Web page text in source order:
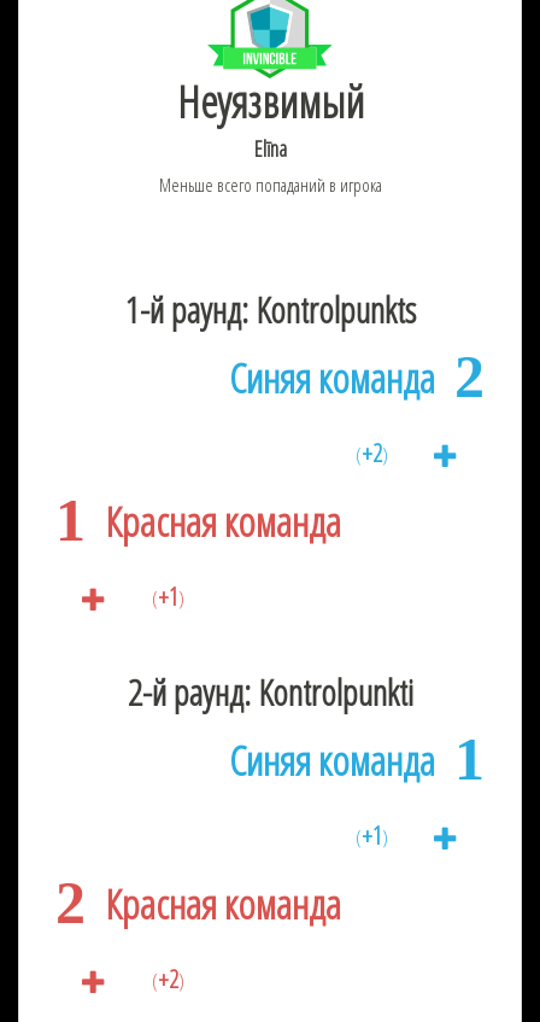
Неуязвимый
Elīna
Меньше всего попаданий в игрока
1-й раунд: Kontrolpunkts
2
Синяя команда
(+2)
1 Красная команда
(+1)
2-й раунд: Kontrolpunkti
1
Синяя команда
(+1)
2 Красная команда
(+2)